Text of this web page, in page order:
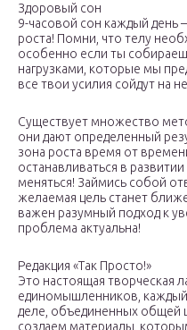
Здоровый сон
9-часовой сон каждый день
роста! Помни, что телу
особенно если ты
нагрузками, которые мы
все твои усилия сойдут на
Существует множество
они дают определенный
зона роста время от
останавливаться в
меняться! Займись собой
желаемая цель станет
важен разумный подход к
проблема актуальна!
Редакция «Так Просто!»
Это настоящая творческая
единомышленников,
деле, объединенных общей
создаем материалы,